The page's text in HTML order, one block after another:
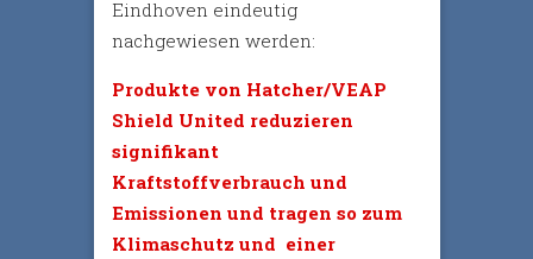
Eindhoven eindeutig
nachgewiesen werden:
Produkte von Hatcher/VEAP
Shield United reduzieren
signifikant
Kraftstoffverbrauch und
Emissionen und tragen so zum
Klimaschutz und einer